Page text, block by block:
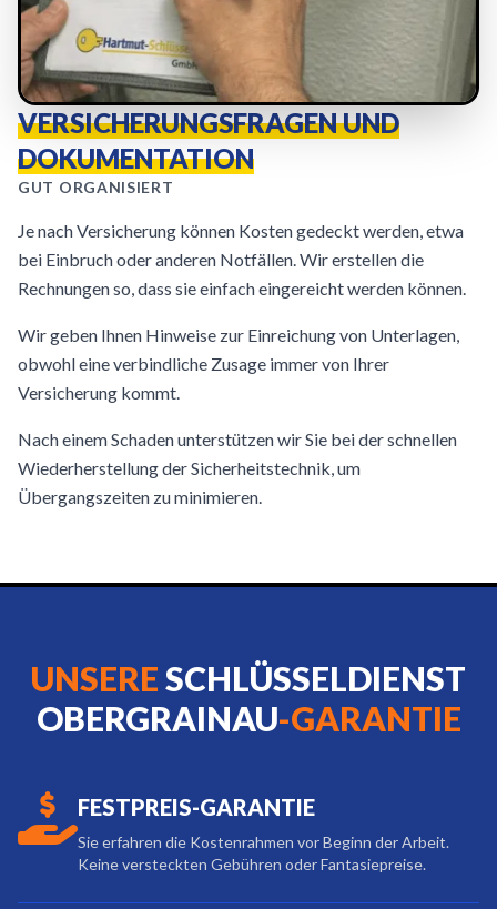
VERSICHERUNGSFRAGEN UND
DOKUMENTATION
GUT ORGANISIERT
Je nach Versicherung können Kosten gedeckt werden, etwa
bei Einbruch oder anderen Notfällen. Wir erstellen die
Rechnungen so, dass sie einfach eingereicht werden können.
Wir geben Ihnen Hinweise zur Einreichung von Unterlagen,
obwohl eine verbindliche Zusage immer von Ihrer
Versicherung kommt.
Nach einem Schaden unterstützen wir Sie bei der schnellen
Wiederherstellung der Sicherheitstechnik, um
Übergangszeiten zu minimieren.
UNSERESCHLÜSSELDIENST
OBERGRAINAU-GARANTIE
FESTPREIS-GARANTIE
Sie erfahren die Kostenrahmen vor Beginn der Arbeit.
Keine versteckten Gebühren oder Fantasiepreise.